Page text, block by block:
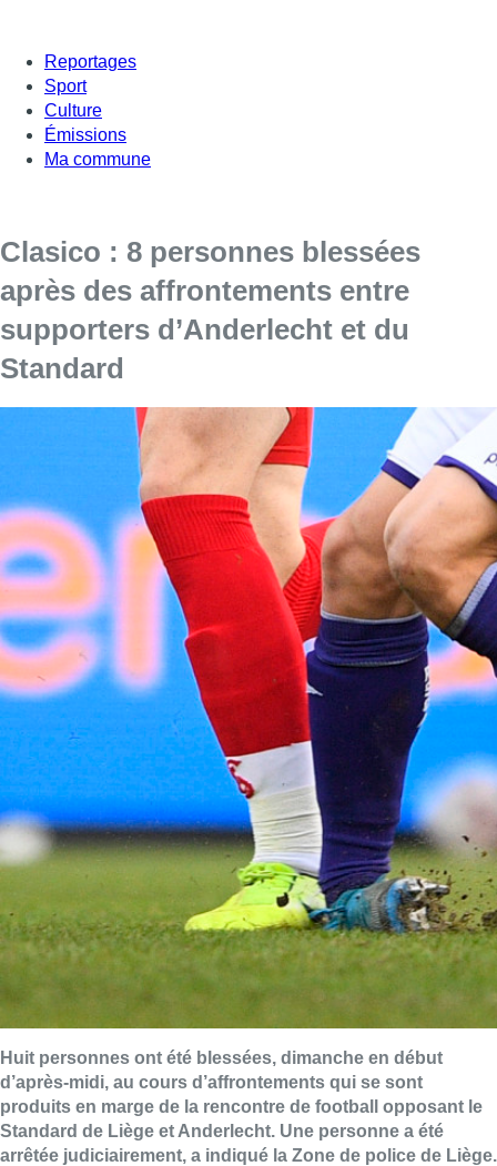
Reportages
Sport
Culture
Émissions
Ma commune
Clasico : 8 personnes blessées
après des affrontements entre
supporters d’Anderlecht et du
Standard
Huit personnes ont été blessées, dimanche en début
d’après-midi, au cours d’affrontements qui se sont
produits en marge de la rencontre de football opposant le
Standard de Liège et Anderlecht. Une personne a été
arrêtée judiciairement, a indiqué la Zone de police de Liège.